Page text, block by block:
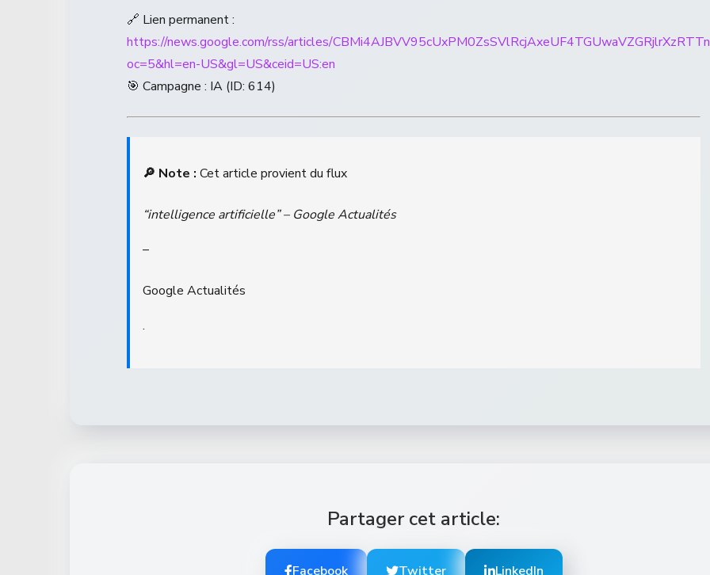
🔗 Lien permanent :
https://news.google.com/rss/articles/
oc=5&hl=en-US&gl=US&ceid=US:en
🎯 Campagne : IA (ID: 614)
🔎 Note : Cet article provient du flux
“intelligence artificielle” – Google Actualités
–
Google Actualités
.
Partager cet article:
Facebook Twitter LinkedIn